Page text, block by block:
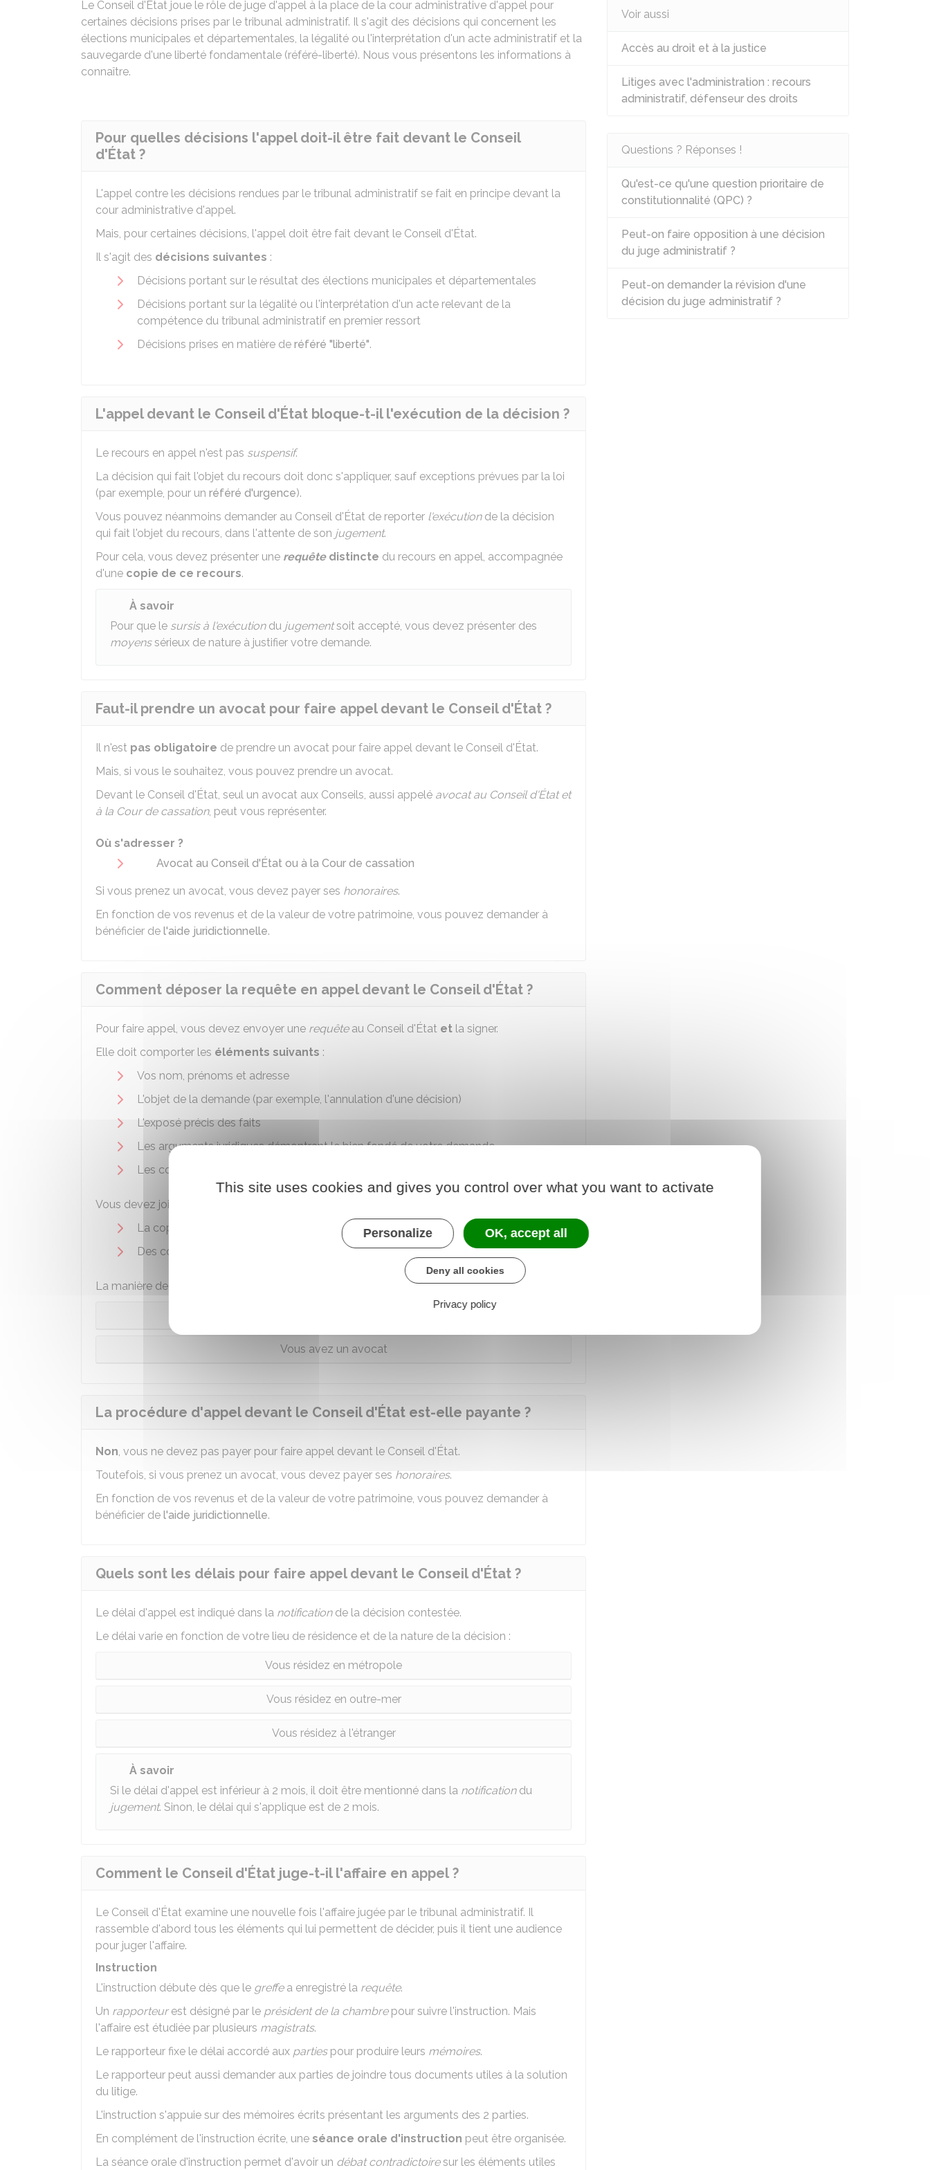
Le Conseil d'État joue le rôle de juge d'appel à la place de la cour administrative d'appel pour
certaines décisions prises par le tribunal administratif. Il s'agit des décisions qui concernent les
élections municipales et départementales, la légalité ou l'interprétation d'un acte administratif et la
sauvegarde d'une liberté fondamentale (référé-liberté). Nous vous présentons les informations à
connaître.
Pour quelles décisions l'appel doit-il être fait devant le Conseil
d'État ?
L'appel contre les décisions rendues par le tribunal administratif se fait en principe devant la
cour administrative d'appel.
Mais, pour certaines décisions, l'appel doit être fait devant le Conseil d'État.
Il s'agit des décisions suivantes :
Décisions portant sur le résultat des élections municipales et départementales
Décisions portant sur la légalité ou l'interprétation d'un acte relevant de la
compétence du tribunal administratif en premier ressort
Décisions prises en matière de référé "liberté".
L'appel devant le Conseil d'État bloque-t-il l'exécution de la décision ?
Le recours en appel n'est pas suspensif.
La décision qui fait l'objet du recours doit donc s'appliquer, sauf exceptions prévues par la loi
(par exemple, pour un référé d'urgence).
Vous pouvez néanmoins demander au Conseil d'État de reporter l'exécutionde la décision
qui fait l'objet du recours, dans l'attente de son jugement.
Pour cela, vous devez présenter une requêtedistincte du recours en appel, accompagnée
d'une copie de ce recours.
À savoir
Pour que le sursis à l'exécutiondu jugementsoit accepté, vous devez présenter des
moyenssérieux de nature à justifier votre demande.
Faut-il prendre un avocat pour faire appel devant le Conseil d'État ?
Il n'est pas obligatoire de prendre un avocat pour faire appel devant le Conseil d'État.
Mais, si vous le souhaitez, vous pouvez prendre un avocat.
Devant le Conseil d'État, seul un avocat aux Conseils, aussi appelé avocat au Conseil d'État et
à la Cour de cassation, peut vous représenter.
Où s'adresser ?
Avocat au Conseil d'État ou à la Cour de cassation
Si vous prenez un avocat, vous devez payer ses honoraires.
En fonction de vos revenus et de la valeur de votre patrimoine, vous pouvez demander à
bénéficier de l'aide juridictionnelle.
Comment déposer la requête en appel devant le Conseil d'État ?
Pour faire appel, vous devez envoyer une requêteau Conseil d'État et la signer.
Elle doit comporter les éléments suivants :
Vos nom, prénoms et adresse
L'objet de la demande (par exemple, l'annulation d'une décision)
L'exposé précis des faits
Les arguments juridiques démontrant le bien fondé de votre demande
Les conclusions (ce que vous demandez à la cour).
Vous devez joindre à votre requête les
La copie du jugement du tribunal administratif concerné
Des copies de toutes les pièces justificatives utiles à la résolution du litige.
La manière de déposer la demande varie suivant que vous avez un avocat ou non :
Vous avez un avocat
La procédure d'appel devant le Conseil d'État est-elle payante ?
Non, vous ne devez pas payer pour faire appel devant le Conseil d'État.
Toutefois, si vous prenez un avocat, vous devez payer ses honoraires.
En fonction de vos revenus et de la valeur de votre patrimoine, vous pouvez demander à
bénéficier de l'aide juridictionnelle.
Quels sont les délais pour faire appel devant le Conseil d'État ?
Le délai d'appel est indiqué dans la notificationde la décision contestée.
Le délai varie en fonction de votre lieu de résidence et de la nature de la décision :
Vous résidez en métropole
Vous résidez en outre-mer
Vous résidez à l'étranger
À savoir
Si le délai d'appel est inférieur à 2 mois, il doit être mentionné dans la notificationdu
jugement. Sinon, le délai qui s'applique est de 2 mois.
Comment le Conseil d'État juge-t-il l'affaire en appel ?
Le Conseil d'État examine une nouvelle fois l'affaire jugée par le tribunal administratif. Il
rassemble d'abord tous les éléments qui lui permettent de décider, puis il tient une audience
pour juger l'affaire.
Instruction
L'instruction débute dès que le greffea enregistré la requête.
Un rapporteurest désigné par le président de la chambrepour suivre l'instruction. Mais
l'affaire est étudiée par plusieurs magistrats.
Le rapporteur fixe le délai accordé aux partiespour produire leurs mémoires.
Le rapporteur peut aussi demander aux parties de joindre tous documents utiles à la solution
du litige.
L'instruction s'appuie sur des mémoires écrits présentant les arguments des 2 parties.
En complément de l'instruction écrite, une séance orale d'instruction peut être organisée.
La séance orale d'instruction permet d'avoir un débat contradictoiresur les éléments utiles
Voir aussi
Accès au droit et à la justice
Litiges avec l'administration : recours
administratif, défenseur des droits
Questions ? Réponses !
Qu'est-ce qu'une question prioritaire de
constitutionnalité (QPC) ?
Peut-on faire opposition à une décision
du juge administratif ?
Peut-on demander la révision d'une
décision du juge administratif ?
This site uses cookies and gives you control over what you want to activate
Personalize OK, accept all
Deny all cookies
Privacy policy